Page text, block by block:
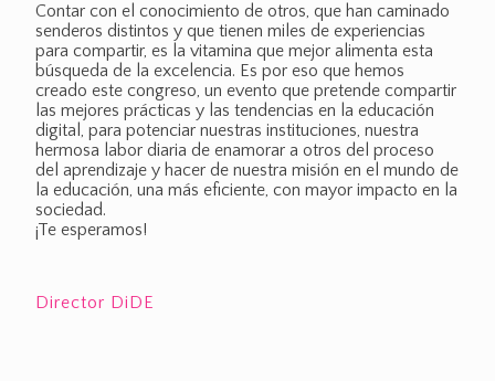
Contar con el conocimiento de otros, que han caminado
senderos distintos y que tienen miles de experiencias
para compartir, es la vitamina que mejor alimenta esta
búsqueda de la excelencia. Es por eso que hemos
creado este congreso, un evento que pretende compartir
las mejores prácticas y las tendencias en la educación
digital, para potenciar nuestras instituciones, nuestra
hermosa labor diaria de enamorar a otros del proceso
del aprendizaje y hacer de nuestra misión en el mundo de
la educación, una más eficiente, con mayor impacto en la
sociedad.
¡Te esperamos!
Director DiDE